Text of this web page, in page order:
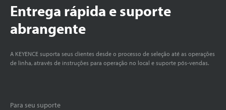
Entrega rápida e suporte
abrangente
A KEYENCE suporta seus clientes desde o processo de seleção até as operações
de linha, através de instruções para operação no local e suporte pós-vendas.
Para seu suporte